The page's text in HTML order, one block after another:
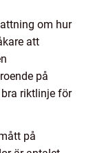
om hur
att
på
riktlinje för
på